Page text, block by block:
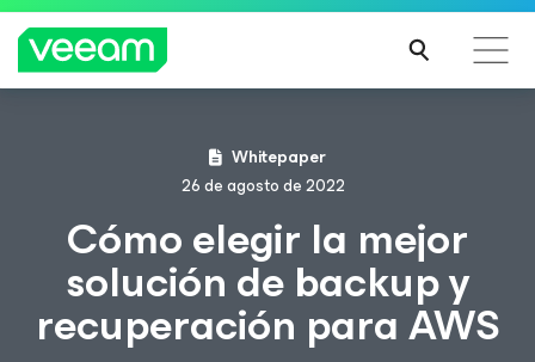
Guía de Veeam para los clientes afectados por la
actualización de contenido de CrowdStrike
CIÓN
Whitepaper
26 de agosto de 2022
Cómo elegir la mejor
solución de backup y
recuperación para AWS